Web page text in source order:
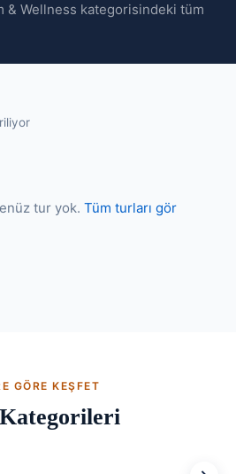
& Wellness kategorisindeki tüm
tur yok. Tüm turları gör
GÖRE KEŞFET
Sıcak Hava